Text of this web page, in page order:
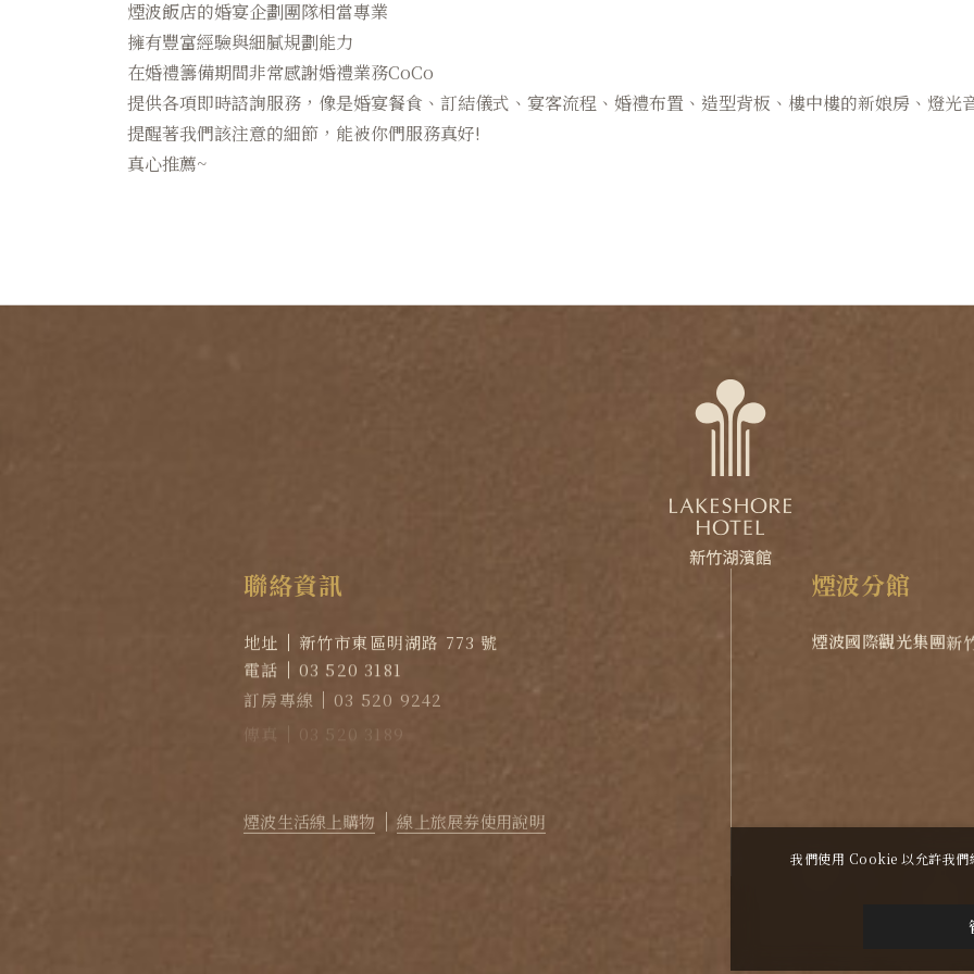
煙波飯店的婚宴企劃團隊相當專業
擁有豐富經驗與細膩規劃能力
在婚禮籌備期間非常感謝婚禮業務CoCo
提供各項即時諮詢服務，像是婚宴餐食、訂結儀式、宴客流程、婚禮布置、造型背板、樓中樓的新娘房、燈光
提醒著我們該注意的細節，能被你們服務真好!
真心推薦~
聯絡資訊
地址
新竹市東區明湖路 773 號
電話
03 520 3181
訂房專線
03 520 9242
EMAIL
reservation@lakeshore.com.tw
煙波生活線上購物
線上旅展券使用說明
煙波分館
煙波國際觀光集團新
網
我們使用 Cookie 以允許我們